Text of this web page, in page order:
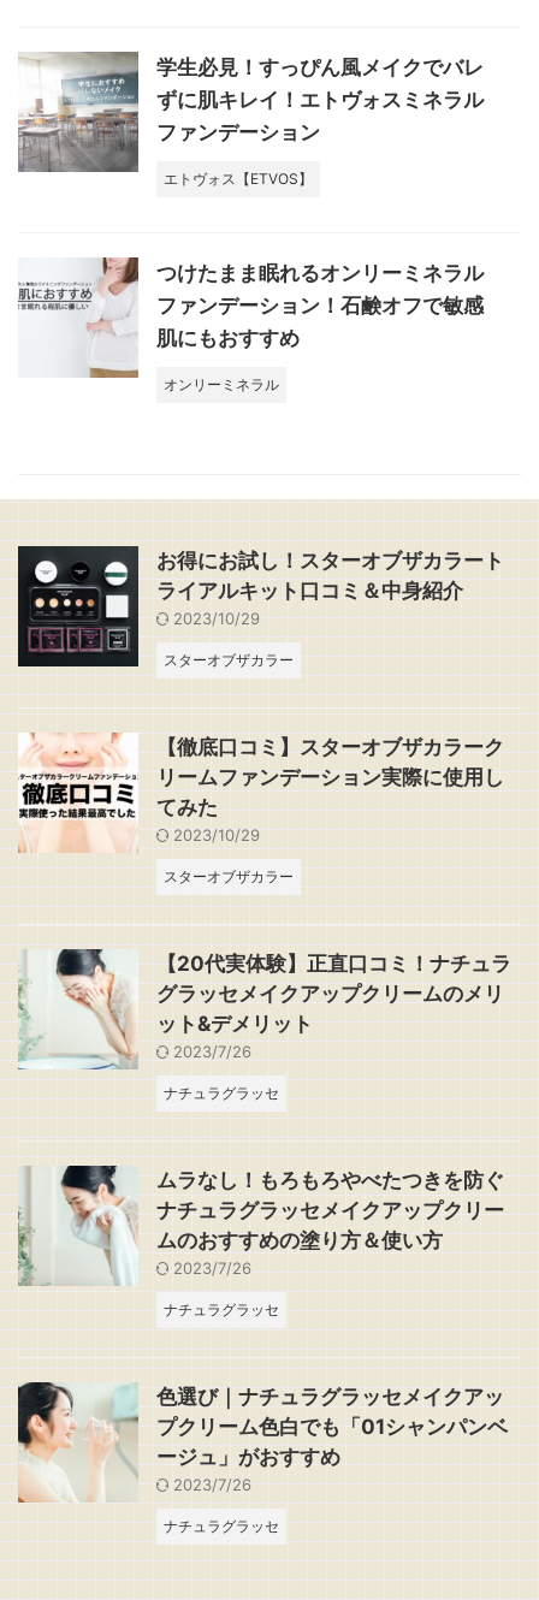
学生必見！すっぴん風メイクでバレ
ずに肌キレイ！エトヴォスミネラル
ファンデーション
エトヴォス【ETVOS】
つけたまま眠れるオンリーミネラル
ファンデーション！石鹸オフで敏感
肌にもおすすめ
オンリーミネラル
お得にお試し！スターオブザカラート
ライアルキット口コミ＆中身紹介
2023/10/29
スターオブザカラー
【徹底口コミ】スターオブザカラーク
リームファンデーション実際に使用し
てみた
2023/10/29
スターオブザカラー
【20代実体験】正直口コミ！ナチュラ
グラッセメイクアップクリームのメリ
ット&デメリット
2023/7/26
ナチュラグラッセ
ムラなし！もろもろやべたつきを防ぐ
ナチュラグラッセメイクアップクリー
ムのおすすめの塗り方＆使い方
2023/7/26
ナチュラグラッセ
色選び｜ナチュラグラッセメイクアッ
プクリーム色白でも「01シャンパンベ
ージュ」がおすすめ
2023/7/26
ナチュラグラッセ